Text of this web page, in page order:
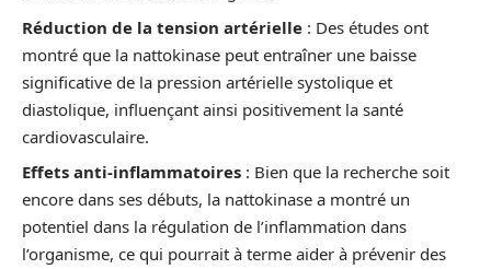
Réduction de la tension artérielle : Des études ont
montré que la nattokinase peut entraîner une baisse
significative de la pression artérielle systolique et
diastolique, influençant ainsi positivement la santé
cardiovasculaire.
Effets anti-inflammatoires : Bien que la recherche soit
encore dans ses débuts, la nattokinase a montré un
potentiel dans la régulation de l’inflammation dans
l’organisme, ce qui pourrait à terme aider à prévenir des